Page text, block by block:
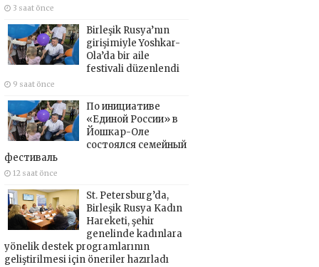
3 saat önce
Birleşik Rusya’nın
girişimiyle Yoshkar-
Ola’da bir aile
festivali düzenlendi
9 saat önce
По инициативе
«Единой России» в
Йошкар-Оле
состоялся семейный
фестиваль
12 saat önce
St. Petersburg’da,
Birleşik Rusya Kadın
Hareketi, şehir
genelinde kadınlara
yönelik destek programlarının
geliştirilmesi için öneriler hazırladı